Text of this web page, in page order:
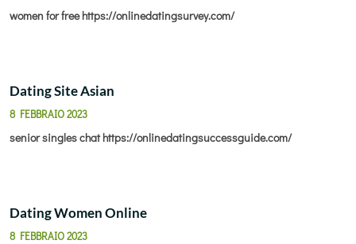
women for freehttps://onlinedatingsurvey.com/
Dating Site Asian
8 FEBBRAIO 2023
senior singles chathttps://onlinedatingsuccessguide.com/
Dating Women Online
8 FEBBRAIO 2023